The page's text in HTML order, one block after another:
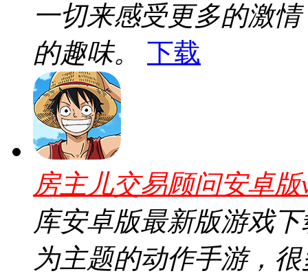
一切来感受更多的激
的趣味。
下载
房主儿交易顾问安卓版
库安卓版最新版游戏
为主题的动作手游，